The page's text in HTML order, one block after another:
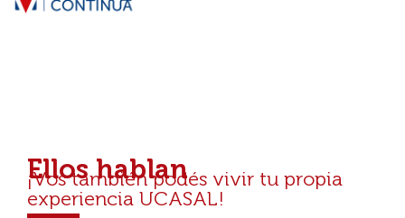
Ellos hablan
¡Vos también podés vivir tu propia
experiencia UCASAL!